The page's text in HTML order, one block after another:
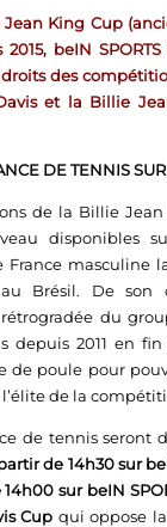
King Cup
beIN
des
et la Billie
DE TENNIS
de la Billie
disponibles
France masculine
Brésil. De son
du
depuis 2011 en
de poule pour
de la
de tennis seront
de 14h30 sur
sur beIN
Cup qui oppose la